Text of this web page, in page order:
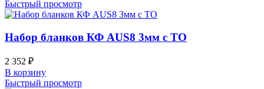
Быстрый просмотр
Набор бланков КФ AUS8 3мм с ТО
2 352 ₽
В корзину
Быстрый просмотр